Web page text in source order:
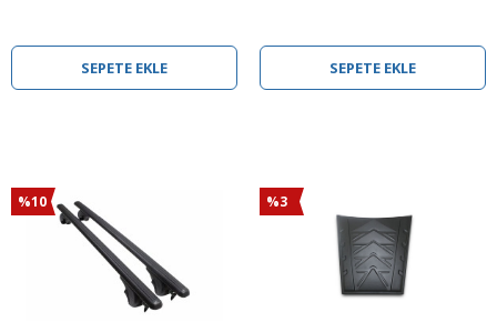
SEPETE EKLE SEPETE EKLE
%10 %3